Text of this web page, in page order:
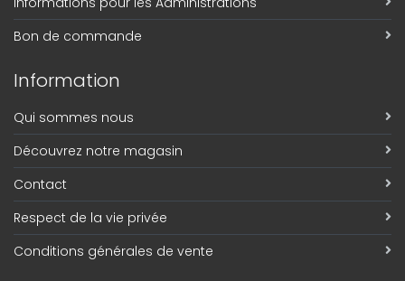
Bon de commande
Information
Qui sommes nous
Découvrez notre magasin
Contact
Respect de la vie privée
Conditions générales de vente